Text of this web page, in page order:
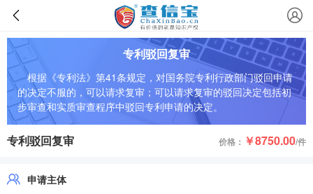
专利驳回复审
根据《专利法》第41条规定，对国务院专利行政部门驳回申请
的决定不服的，可以请求复审；可以请求复审的驳回决定包括初
步审查和实质审查程序中驳回专利申请的决定。
专利驳回复审 价格： ￥8750.00/件
申请主体